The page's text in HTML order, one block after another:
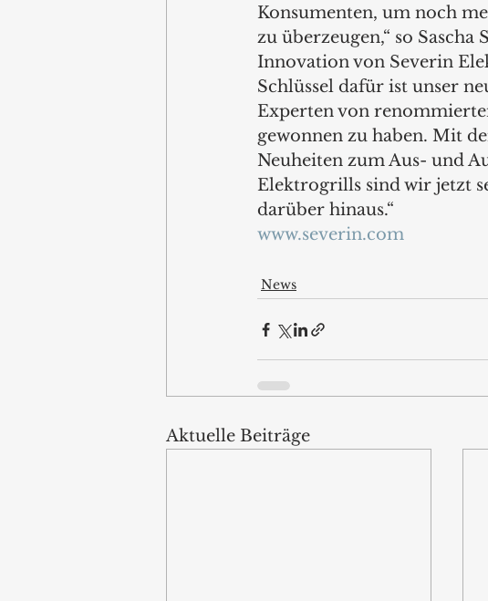
Konsumenten, um noch
zu überzeugen,“ so
Innovation von Severin
Schlüssel dafür ist unser
Experten von
gewonnen zu haben. Mit
Neuheiten zum Aus- und
Elektrogrills sind wir jetzt
darüber hinaus.“
www.severin.com
News
Aktuelle Beiträge